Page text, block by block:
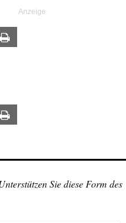
Sie diese Form des